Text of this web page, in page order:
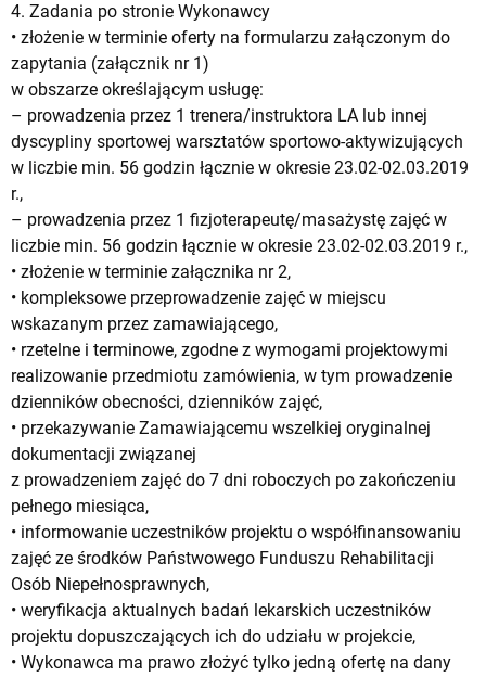
4. Zadania po stronie Wykonawcy
• złożenie w terminie oferty na formularzu załączonym do
zapytania (załącznik nr 1)
w obszarze określającym usługę:
– prowadzenia przez 1 trenera/instruktora LA lub innej
dyscypliny sportowej warsztatów sportowo-aktywizujących
w liczbie min. 56 godzin łącznie w okresie 23.02-02.03.2019
r.,
– prowadzenia przez 1 fizjoterapeutę/masażystę zajęć w
liczbie min. 56 godzin łącznie w okresie 23.02-02.03.2019 r.,
• złożenie w terminie załącznika nr 2,
• kompleksowe przeprowadzenie zajęć w miejscu
wskazanym przez zamawiającego,
• rzetelne i terminowe, zgodne z wymogami projektowymi
realizowanie przedmiotu zamówienia, w tym prowadzenie
dzienników obecności, dzienników zajęć,
• przekazywanie Zamawiającemu wszelkiej oryginalnej
dokumentacji związanej
z prowadzeniem zajęć do 7 dni roboczych po zakończeniu
pełnego miesiąca,
• informowanie uczestników projektu o współfinansowaniu
zajęć ze środków Państwowego Funduszu Rehabilitacji
Osób Niepełnosprawnych,
• weryfikacja aktualnych badań lekarskich uczestników
projektu dopuszczających ich do udziału w projekcie,
• Wykonawca ma prawo złożyć tylko jedną ofertę na dany